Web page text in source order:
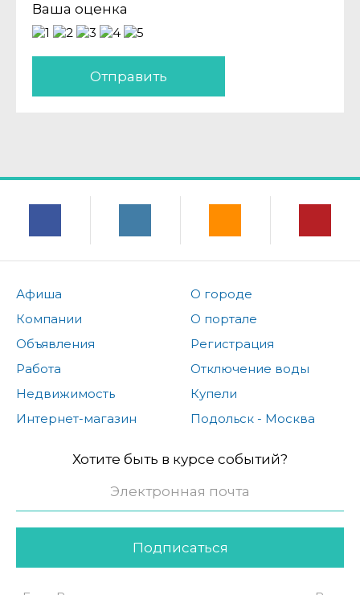
Ваша оценка
Отправить
Афиша
Компании
Объявления
Работа
Недвижимость
Интернет-магазин
О городе
О портале
Регистрация
Отключение воды
Купели
Подольск - Москва
Хотите быть в курсе событий?
Подписаться